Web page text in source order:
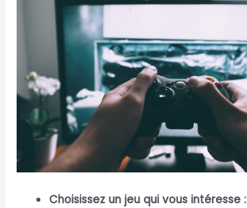
Choisissez un jeu qui vous intéresse :